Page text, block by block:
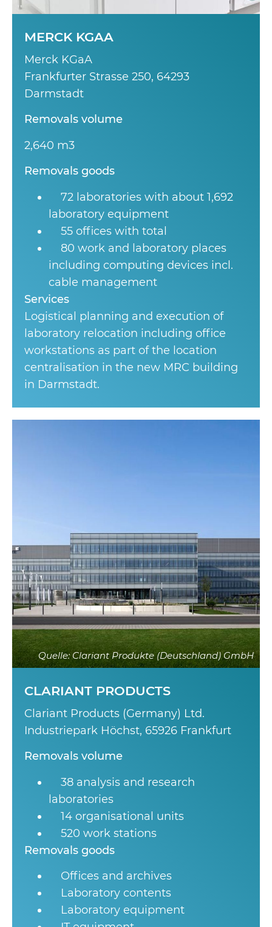
MERCK KGAA
Merck KGaA
Frankfurter Strasse 250, 64293
Darmstadt
Removals volume
2,640 m3
Removals goods
72 laboratories with about 1,692
laboratory equipment
55 offices with total
80 work and laboratory places
including computing devices incl.
cable management
Services
Logistical planning and execution of
laboratory relocation including office
workstations as part of the location
centralisation in the new MRC building
in Darmstadt.
Quelle: Clariant Produkte (Deutschland) GmbH
CLARIANT PRODUCTS
Clariant Products (Germany) Ltd.
Industriepark Höchst, 65926 Frankfurt
Removals volume
38 analysis and research
laboratories
14 organisational units
520 work stations
Removals goods
Offices and archives
Laboratory contents
Laboratory equipment